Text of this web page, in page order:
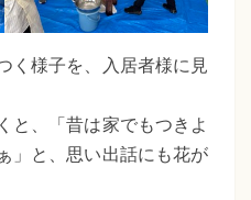
く様子を、入居者様に見
と、「昔は家でもつきよ
」と、思い出話にも花が